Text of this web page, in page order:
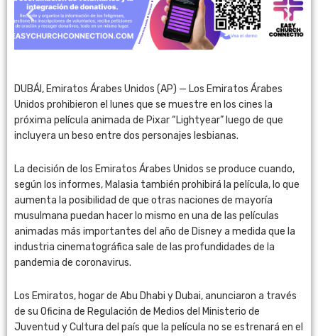
DUBÁI, Emiratos Árabes Unidos (AP) — Los Emiratos Árabes
Unidos prohibieron el lunes que se muestre en los cines la
próxima película animada de Pixar “Lightyear” luego de que
incluyera un beso entre dos personajes lesbianas.
La decisión de los Emiratos Árabes Unidos se produce cuando,
según los informes, Malasia también prohibirá la película, lo que
aumenta la posibilidad de que otras naciones de mayoría
musulmana puedan hacer lo mismo en una de las películas
animadas más importantes del año de Disney a medida que la
industria cinematográfica sale de las profundidades de la
pandemia de coronavirus.
Los Emiratos, hogar de Abu Dhabi y Dubai, anunciaron a través
de su Oficina de Regulación de Medios del Ministerio de
Juventud y Cultura del país que la película no se estrenará en el